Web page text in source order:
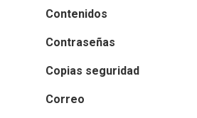
Contenidos
Contraseñas
Copias seguridad
Correo